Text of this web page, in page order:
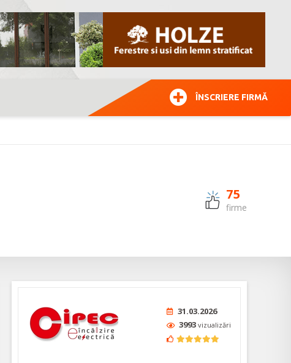
ÎNSCRIERE FIRMĂ
75
firme
31.03.2026
3993 vizualizări